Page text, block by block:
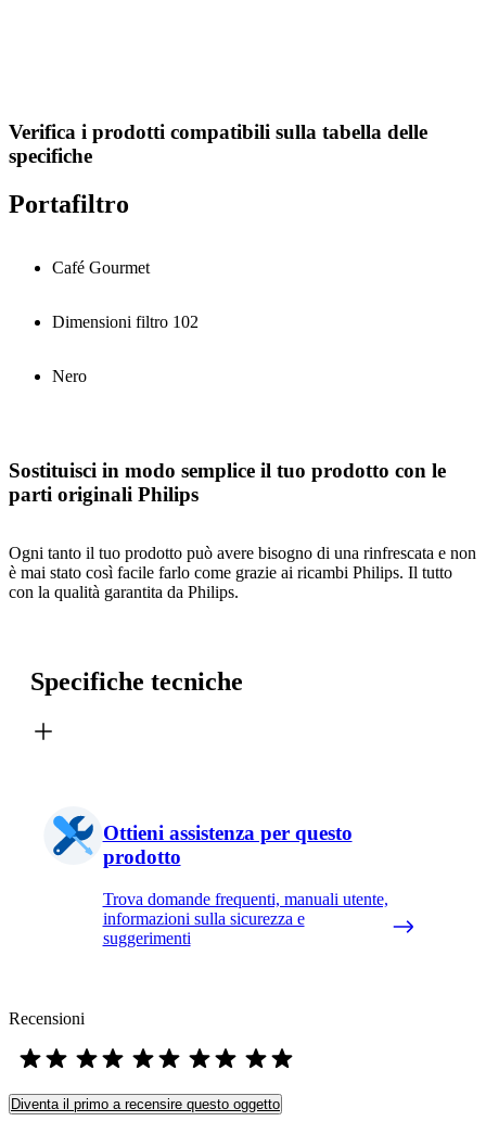
Verifica i prodotti compatibili sulla tabella delle
specifiche
Portafiltro
Café Gourmet
Dimensioni filtro 102
Nero
Sostituisci in modo semplice il tuo prodotto con le
parti originali Philips
Ogni tanto il tuo prodotto può avere bisogno di una rinfrescata e non
è mai stato così facile farlo come grazie ai ricambi Philips. Il tutto
con la qualità garantita da Philips.
Specifiche tecniche
Ottieni assistenza per questo
prodotto
Trova domande frequenti, manuali utente,
informazioni sulla sicurezza e
suggerimenti
Recensioni
Diventa il primo a recensire questo oggetto